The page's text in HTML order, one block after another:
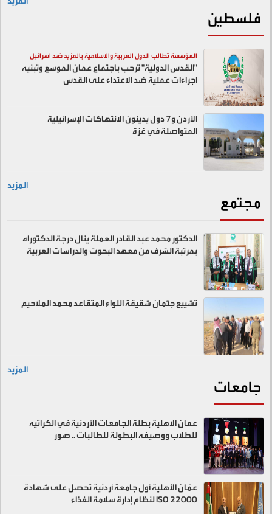
فلسطين
المؤسسة تطالب الدول العربية والاسلامية بالمزيد ضد اسرائيل
"القدس الدولية" ترحب باجتماع عمان الموسع وتبنيه
اجراءات عملية ضد الاعتداء على القدس
الأردن و7 دول يدينون الانتهاكات الإسرائيلية
المتواصلة في غزة
المزيد
مجتمع
الدكتور محمد عبد القادر العملة ينال درجة الدكتوراه
بمرتبة الشرف من معهد البحوث والدراسات العربية
تشييع جثمان شقيقة اللواء المتقاعد محمد الملاحيم
المزيد
جامعات
عمان الاهلية بطلة الجامعات الأردنية في الكراتيه
للطلاب ووصيفه البطولة للطالبات .. صور
عمّان الأهلية أول جامعة أردنية تحصل على شهادة
ISO 22000 لنظام إدارة سلامة الغذاء